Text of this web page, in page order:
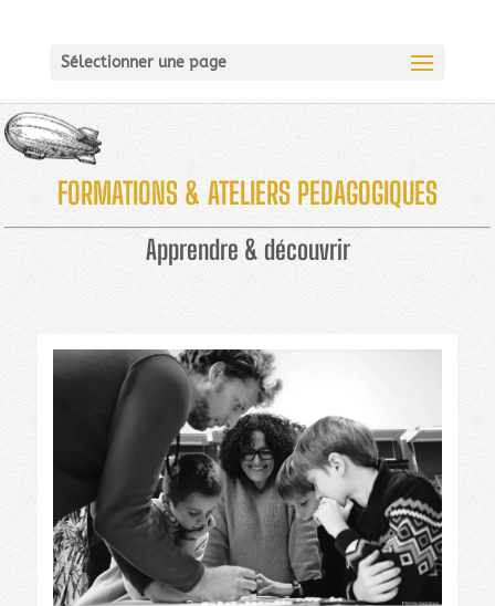
Sélectionner une page
FORMATIONS & ATELIERS PEDAGOGIQUES
Apprendre & découvrir